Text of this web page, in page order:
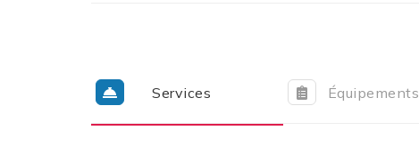
Services Équipements